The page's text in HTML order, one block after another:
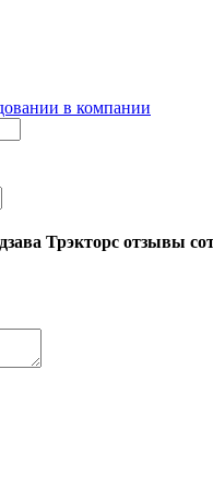
в компании
Трэкторс отзывы